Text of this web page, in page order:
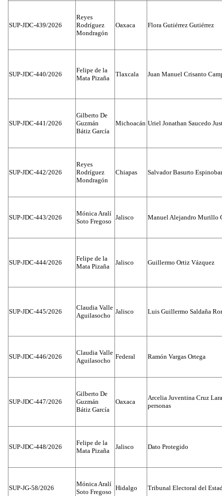
SUP-JDC-439/2026
Reyes
Rodríguez
Mondragón
Oaxaca Flora Gutiérrez Gutiérrez
SUP-JDC-440/2026
Felipe de la
Mata Pizaña
Tlaxcala Juan Manuel Crisanto
SUP-JDC-441/2026
Gilberto De
Guzmán
Bátiz García
Michoacán Uriel Jonathan Saucedo
SUP-JDC-442/2026
Reyes
Rodríguez
Mondragón
Chiapas Salvador Basurto
SUP-JDC-443/2026
Mónica Aralí
Soto Fregoso
Jalisco Manuel Alejandro Murillo
SUP-JDC-444/2026
Felipe de la
Mata Pizaña
Jalisco Guillermo Ortiz Vázquez
SUP-JDC-445/2026
Claudia Valle
Aguilasocho
Jalisco Luis Guillermo Saldaña
SUP-JDC-446/2026
Claudia Valle
Aguilasocho
Federal Ramón Vargas Ortega
SUP-JDC-447/2026
Gilberto De
Guzmán
Bátiz García
Oaxaca
Arcelia Juventina Cruz
personas
SUP-JDC-448/2026
Felipe de la
Mata Pizaña
Jalisco Dato Protegido
SUP-JG-58/2026
Mónica Aralí
Soto Fregoso
Hidalgo Tribunal Electoral del